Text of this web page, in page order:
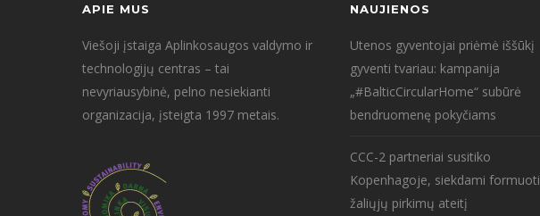
APIE MUS
Viešoji įstaiga Aplinkosaugos valdymo ir
technologijų centras – tai
nevyriausybinė, pelno nesiekianti
organizacija, įsteigta 1997 metais.
NAUJIENOS
Utenos gyventojai priėmė iššūkį
gyventi tvariau: kampanija
„#BalticCircularHome“ subūrė
bendruomenę pokyčiams
CCC-2 partneriai susitiko
Kopenhagoje, siekdami formuoti
žaliųjų pirkimų ateitį